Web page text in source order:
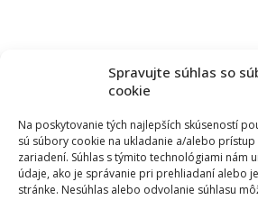
Spravujte súhlas so
cookie
Na poskytovanie tých najlepších skúseností
sú súbory cookie na ukladanie a/alebo
zariadení. Súhlas s týmito technológiami nám
údaje, ako je správanie pri prehliadaní alebo
stránke. Nesúhlas alebo odvolanie súhlasu